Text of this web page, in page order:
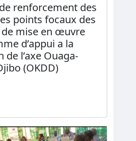
renforcement des
points focaux des
mise en œuvre
d’appui a la
l’axe Ouaga-
(OKDD)